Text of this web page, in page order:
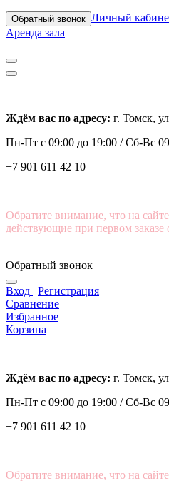
Обратный звонок Личный
Аренда зала
Ждём вас по адресу: г. Томск,
Пн-Пт с 09:00 до 19:00 /Сб-Вс
+7 901 611 42 10
Обратите внимание, что на
действующие при первом заказе
Обратный звонок
Вход | Регистрация
Сравнение
Избранное
Корзина
Ждём вас по адресу: г. Томск,
Пн-Пт с 09:00 до 19:00 /Сб-Вс
+7 901 611 42 10
Обратите внимание, что на